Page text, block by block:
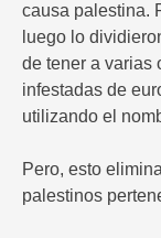
causa palestina.
luego lo
de tener a varias
infestadas de
utilizando el
Pero, esto
palestinos